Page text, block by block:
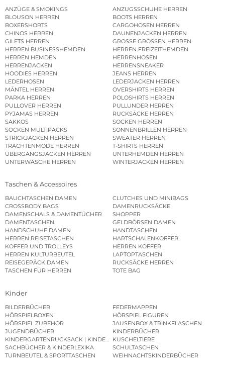
ANZÜGE & SMOKINGS
ANZUGSSCHUHE HERREN
BLOUSON HERREN
BOOTS HERREN
BOXERSHORTS
CARGOHOSEN HERREN
CHINOS HERREN
DAUNENJACKEN HERREN
GILETS HERREN
GROSSE GRÖSSEN HERREN
HERREN BUSINESSHEMDEN
HERREN FREIZEITHEMDEN
HERREN HEMDEN
HERRENHOSEN
HERRENJACKEN
HERRENSNEAKER
HOODIES HERREN
JEANS HERREN
LEDERHOSEN
LEDERJACKEN HERREN
MÄNTEL HERREN
OVERSHIRTS HERREN
PARKA HERREN
POLOSHIRTS HERREN
PULLOVER HERREN
PULLUNDER HERREN
PYJAMAS HERREN
RUCKSÄCKE HERREN
SAKKOS
SOCKEN HERREN
SOCKEN MULTIPACKS
SONNENBRILLEN HERREN
STRICKJACKEN HERREN
SWEATER HERREN
TRACHTENMODE HERREN
T-SHIRTS HERREN
ÜBERGANGSJACKEN HERREN
UNTERHEMDEN HERREN
UNTERWÄSCHE HERREN
WINTERJACKEN HERREN
Taschen & Accessoires
BAUCHTASCHEN DAMEN
CLUTCHES UND MINIBAGS
CROSSBODY BAGS
DAMENRUCKSÄCKE
DAMENSCHALS & DAMENTÜCHER
SHOPPER
DAMENTASCHEN
GELDBÖRSEN DAMEN
HANDSCHUHE DAMEN
HANDTASCHEN
HERREN REISETASCHEN
HARTSCHALENKOFFER
KOFFER UND TROLLEYS
HERREN KOFFER
HERREN KULTURBEUTEL
LAPTOPTASCHEN
REISEGEPÄCK DAMEN
RUCKSÄCKE HERREN
TASCHEN FÜR HERREN
TOTE BAG
Kinder
BILDERBÜCHER
FEDERMAPPEN
HÖRSPIELBOXEN
HÖRSPIEL FIGUREN
HÖRSPIEL ZUBEHÖR
JAUSENBOX & TRINKFLASCHEN
JUGENDBÜCHER
KINDERBÜCHER
KINDERGARTENRUCKSACK | KINDERGARTENBEUTEL
KUSCHELTIERE
SACHBÜCHER & KINDERLEXIKA
SCHULTASCHEN
TURNBEUTEL & SPORTTASCHEN
WEIHNACHTSKINDERBÜCHER